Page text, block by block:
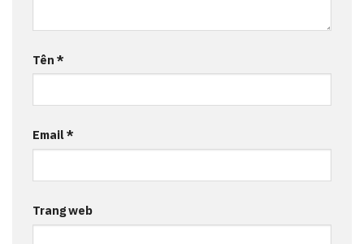
Tên *
Email*
Trang web